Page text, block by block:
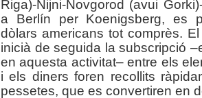
Riga)-Nijni-Novgorod (avui
a Berlín per Koenigsberg, es
dòlars americans tot comprès.
inicià de seguida la subscripció
en aquesta activitat– entre els
i els diners foren recollits
pessetes, que es convertiren en